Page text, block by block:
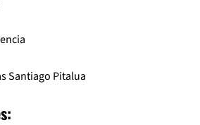
Santiago Pitalua